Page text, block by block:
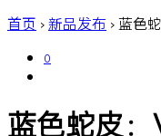
首页 ›新品发布 ›蓝色
0
蓝色蛇皮